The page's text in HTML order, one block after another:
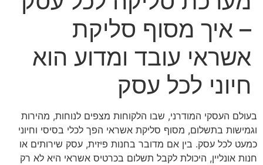
– איך מסוף סליקת
אשראי עובד ומדוע הוא
חיוני לכל עסק
בעולם העסקי המודרני, שבו הלקוחות מצפים לנוחות, מהירות
וגמישות בתשלום, מסוף סליקת אשראי הפך לכלי בסיסי וחיוני
כמעט לכל עסק. בין אם מדובר בחנות פיזית, עסק שירותים או
חנות אונליין, היכולת לקבל תשלום בכרטיס אשראי היא לא רק